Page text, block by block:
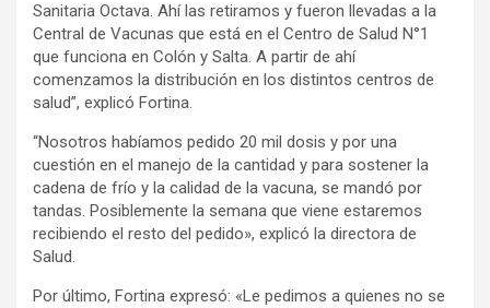
Sanitaria Octava. Ahí las retiramos y fueron llevadas a la
Central de Vacunas que está en el Centro de Salud N°1
que funciona en Colón y Salta. A partir de ahí
comenzamos la distribución en los distintos centros de
salud”, explicó Fortina.
“Nosotros habíamos pedido 20 mil dosis y por una
cuestión en el manejo de la cantidad y para sostener la
cadena de frío y la calidad de la vacuna, se mandó por
tandas. Posiblemente la semana que viene estaremos
recibiendo el resto del pedido», explicó la directora de
Salud.
Por último, Fortina expresó: «Le pedimos a quienes no se